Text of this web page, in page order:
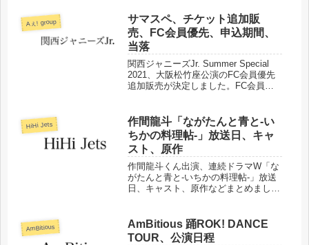
Aぇ! group
サマスペ、チケット追加販
売、FC会員優先、申込期間、
当落
関西ジャニーズJr. Summer Special
2021、大阪松竹座公演のFC会員優先
追加販売が決定しました。FC会員優
HiHi Jets
作間龍斗「ながたんと青と-い
ちかの料理帖-」放送日、キャ
スト、原作
作間龍斗くん出演、連続ドラマW「な
がたんと青と-いちかの料理帖-」放送
日、キャスト、原作などまとめまし
AmBitious
AmBitious 踊ROK! DANCE
TOUR、公演日程